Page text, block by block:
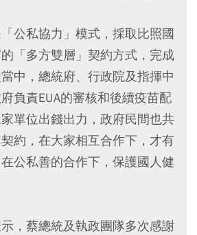
公私協力」模式，採取比照國
「多方雙層」契約方式，完成
中，總統府、行政院及指揮中
負責EUA的審核和後續疫苗配
單位出錢出力，政府民間也共
約，在大家相互合作下，才有
公私善的合作下，保護國人健
，蔡總統及執政團隊多次感謝